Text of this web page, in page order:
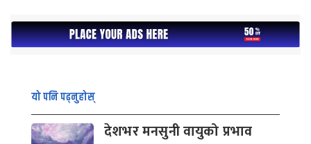
यो पनि पढ्नुहोस्
देशभर मनसुनी वायुको प्रभाव